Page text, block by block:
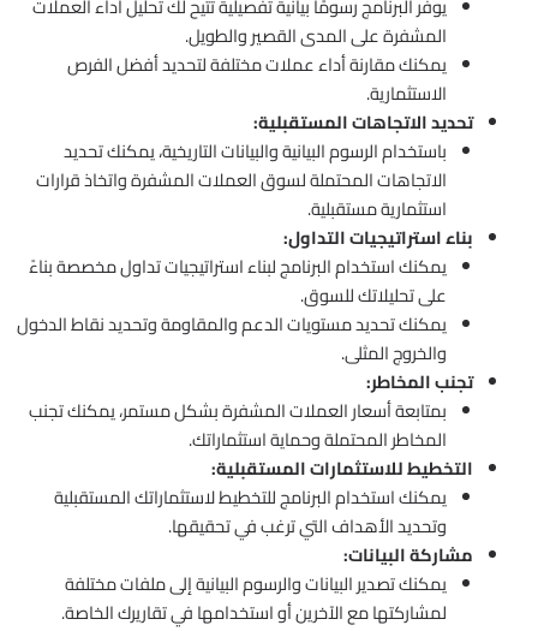
يوفر البرنامج رسومًا بيانية تفصيلية تتيح لك تحليل أداء العملات
المشفرة على المدى القصير والطويل.
يمكنك مقارنة أداء عملات مختلفة لتحديد أفضل الفرص
الاستثمارية.
تحديد الاتجاهات المستقبلية:
باستخدام الرسوم البيانية والبيانات التاريخية، يمكنك تحديد
الاتجاهات المحتملة لسوق العملات المشفرة واتخاذ قرارات
استثمارية مستقبلية.
بناء استراتيجيات التداول:
يمكنك استخدام البرنامج لبناء استراتيجيات تداول مخصصة بناءً
على تحليلاتك للسوق.
يمكنك تحديد مستويات الدعم والمقاومة وتحديد نقاط الدخول
والخروج المثلى.
تجنب المخاطر:
بمتابعة أسعار العملات المشفرة بشكل مستمر، يمكنك تجنب
المخاطر المحتملة وحماية استثماراتك.
التخطيط للاستثمارات المستقبلية:
يمكنك استخدام البرنامج للتخطيط لاستثماراتك المستقبلية
وتحديد الأهداف التي ترغب في تحقيقها.
مشاركة البيانات:
يمكنك تصدير البيانات والرسوم البيانية إلى ملفات مختلفة
لمشاركتها مع الآخرين أو استخدامها في تقاريرك الخاصة.